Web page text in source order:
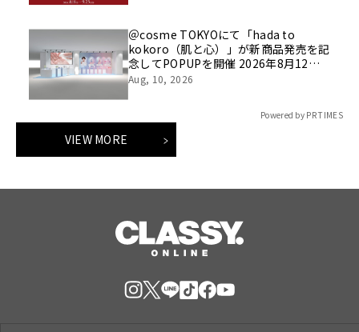
＠cosme TOKYOにて「hada to
kokoro（肌と心）」が新商品発売を記
念してPOPUPを開催 2026年8月12日
(水)から2026年8月18日(火)
Aug, 10, 2026
Powered by PR TIMES
VIEW MORE